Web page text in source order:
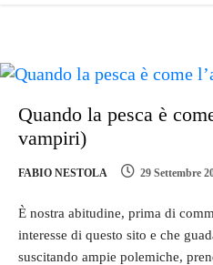
Quando la pesca è
vampiri)
FABIO NESTOLA 29 Settembre
È nostra abitudine, prima di
interesse di questo sito e che
suscitando ampie polemiche,